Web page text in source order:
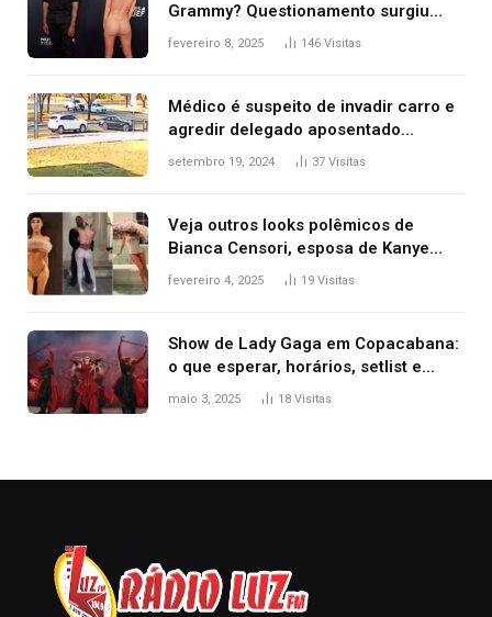
Grammy? Questionamento surgiu
após Bianca Censori, mulher de
fevereiro 8, 2025 146 Visitas
Médico é suspeito de invadir carro e
agredir delegado aposentado
durante confusão no trânsito
setembro 19, 2024 37 Visitas
Veja outros looks polêmicos de
Bianca Censori, esposa de Kanye
West que apareceu nua no Grammy
fevereiro 4, 2025 19 Visitas
Show de Lady Gaga em Copacabana:
o que esperar, horários, setlist e
onde assistir
maio 3, 2025 18 Visitas